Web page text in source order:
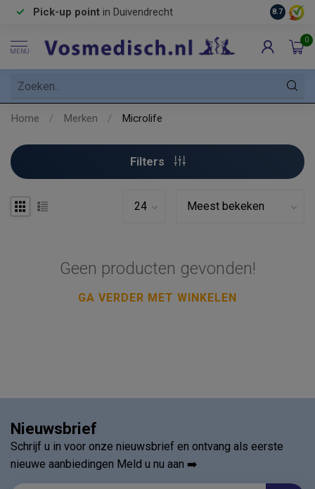
Pick-up point in Duivendrecht 8.7
MENU
0
Home / Merken / Microlife
Filters
Geen producten gevonden!
GA VERDER MET WINKELEN
Nieuwsbrief
Schrijf u in voor onze nieuwsbrief en ontvang als eerste
nieuwe aanbiedingen Meld u nu aan ➡️